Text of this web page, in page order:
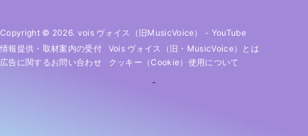
Copyright © 2026. vois ヴォイス（旧MusicVoice） - YouTube
情報提供・取材案内の受付
Vois ヴォイス（旧・MusicVoice）とは
広告に関するお問い合わせ
クッキー（cookie）使用について
-